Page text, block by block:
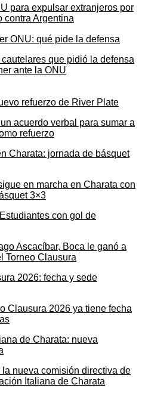
para expulsar extranjeros por
contra Argentina
cautelares que pidió la defensa
ante la ONU
acuerdo verbal para sumar a
refuerzo
en marcha en Charata con
3×3
Ascacíbar, Boca le ganó a
Torneo Clausura
Clausura 2026 ya tiene fecha
nueva comisión directiva de
Italiana de Charata